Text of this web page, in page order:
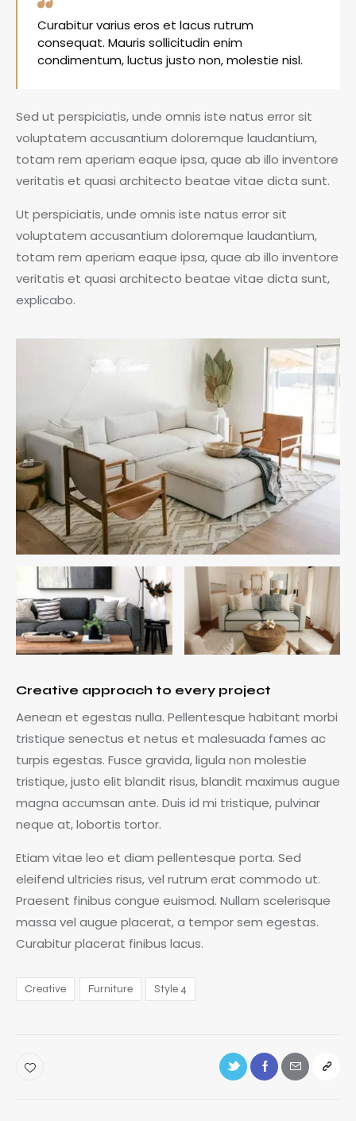
Curabitur varius eros et lacus rutrum
consequat. Mauris sollicitudin enim
condimentum, luctus justo non, molestie nisl.
Sed ut perspiciatis, unde omnis iste natus error sit
voluptatem accusantium doloremque laudantium,
totam rem aperiam eaque ipsa, quae ab illo inventore
veritatis et quasi architecto beatae vitae dicta sunt.
Ut perspiciatis, unde omnis iste natus error sit
voluptatem accusantium doloremque laudantium,
totam rem aperiam eaque ipsa, quae ab illo inventore
veritatis et quasi architecto beatae vitae dicta sunt,
explicabo.
Creative approach to every project
Aenean et egestas nulla. Pellentesque habitant morbi
tristique senectus et netus et malesuada fames ac
turpis egestas. Fusce gravida, ligula non molestie
tristique, justo elit blandit risus, blandit maximus augue
magna accumsan ante. Duis id mi tristique, pulvinar
neque at, lobortis tortor.
Etiam vitae leo et diam pellentesque porta. Sed
eleifend ultricies risus, vel rutrum erat commodo ut.
Praesent finibus congue euismod. Nullam scelerisque
massa vel augue placerat, a tempor sem egestas.
Curabitur placerat finibus lacus.
Creative Furniture Style 4